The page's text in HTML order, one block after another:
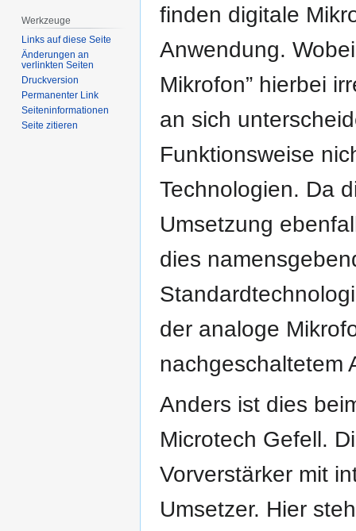
finden digitale
Anwendung.
Mikrofon” hierbei
an sich
Funktionsweise
Technologien. Da
Umsetzung
dies
der analoge
nachgeschaltetem
Anders ist dies
Microtech Gefell.
Vorverstärker mit
Umsetzer. Hier
Werkzeuge
Links auf diese Seite
Änderungen an
verlinkten Seiten
Druckversion
Permanenter Link
Seiten­­informationen
Seite zitieren